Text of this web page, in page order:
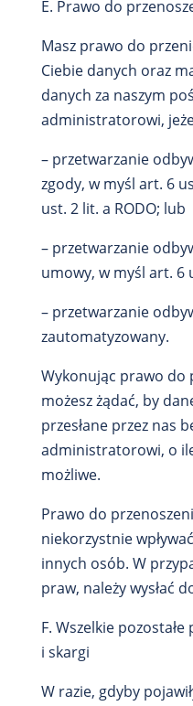
E. Prawo do
Masz prawo do
Ciebie danych oraz
danych za naszym
administratorowi,
– przetwarzanie
zgody, w myśl art. 6
ust. 2 lit. a RODO; lub
– przetwarzanie
umowy, w myśl art. 6
– przetwarzanie
zautomatyzowany.
Wykonując prawo do
możesz żądać, by
przesłane przez nas
administratorowi, o
możliwe.
Prawo do
niekorzystnie
innych osób. W
praw, należy wysłać
F. Wszelkie
i skargi
W razie, gdyby